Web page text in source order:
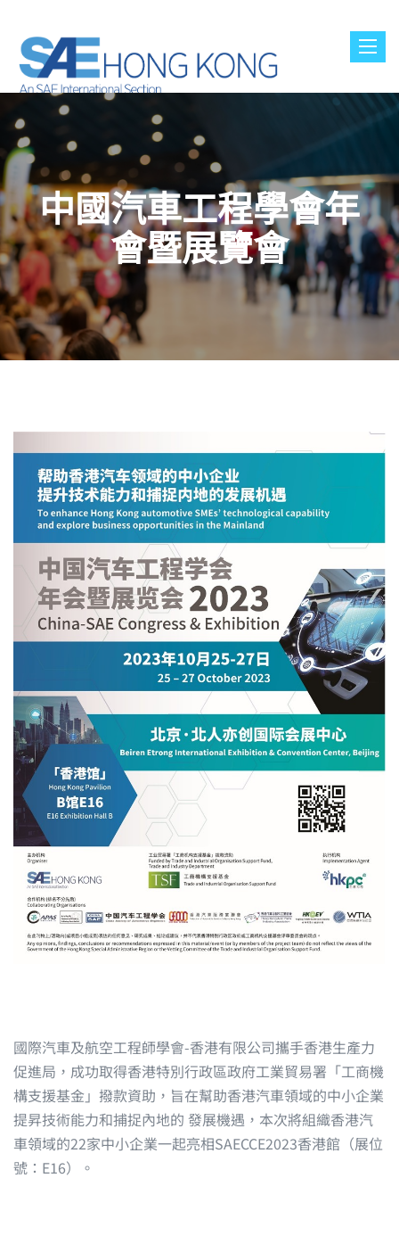
中國汽車工程學會年
會暨展覽會
國際汽車及航空工程師學會-香港有限公司攜手香港生產力
促進局，成功取得香港特別行政區政府工業貿易署「工商機
構支援基金」撥款資助，旨在幫助香港汽車領域的中小企業
提昇技術能力和捕捉內地的 發展機遇，本次將組織香港汽
車領域的22家中小企業一起亮相SAECCE2023香港館（展位
號：E16）。